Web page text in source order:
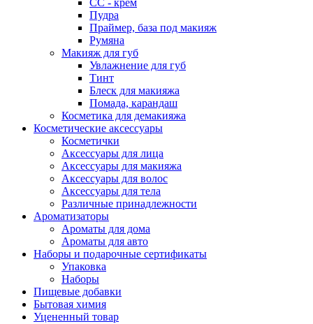
СС - крем
Пудра
Праймер, база под макияж
Румяна
Макияж для губ
Увлажнение для губ
Тинт
Блеск для макияжа
Помада, карандаш
Косметика для демакияжа
Косметические аксессуары
Косметички
Аксессуары для лица
Аксессуары для макияжа
Аксессуары для волос
Аксессуары для тела
Различные принадлежности
Ароматизаторы
Ароматы для дома
Ароматы для авто
Наборы и подарочные сертификаты
Упаковка
Наборы
Пищевые добавки
Бытовая химия
Уцененный товар